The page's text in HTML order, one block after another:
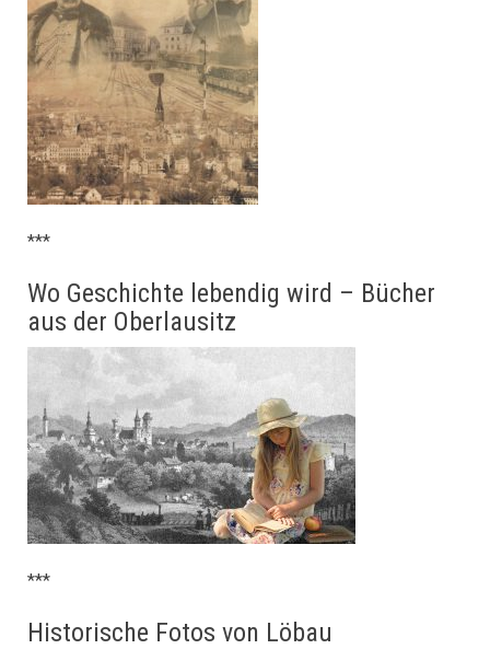
***
Wo Geschichte lebendig wird – Bücher
aus der Oberlausitz
***
Historische Fotos von Löbau